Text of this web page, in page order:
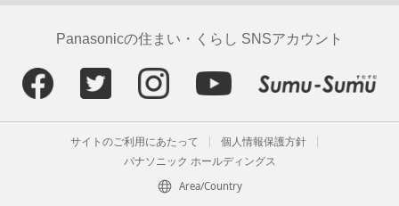
Panasonicの住まい・くらし SNSアカウント
サイトのご利用にあたって
個人情報保護方針
パナソニック ホールディングス
Area/Country